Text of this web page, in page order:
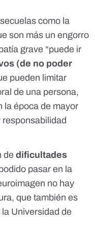
como la
son más un engorro
grave “puede ir
(de no poder
pueden limitar
de una persona,
la época de mayor
de dificultades
pasar en la
no hay
que también es
la Universidad de